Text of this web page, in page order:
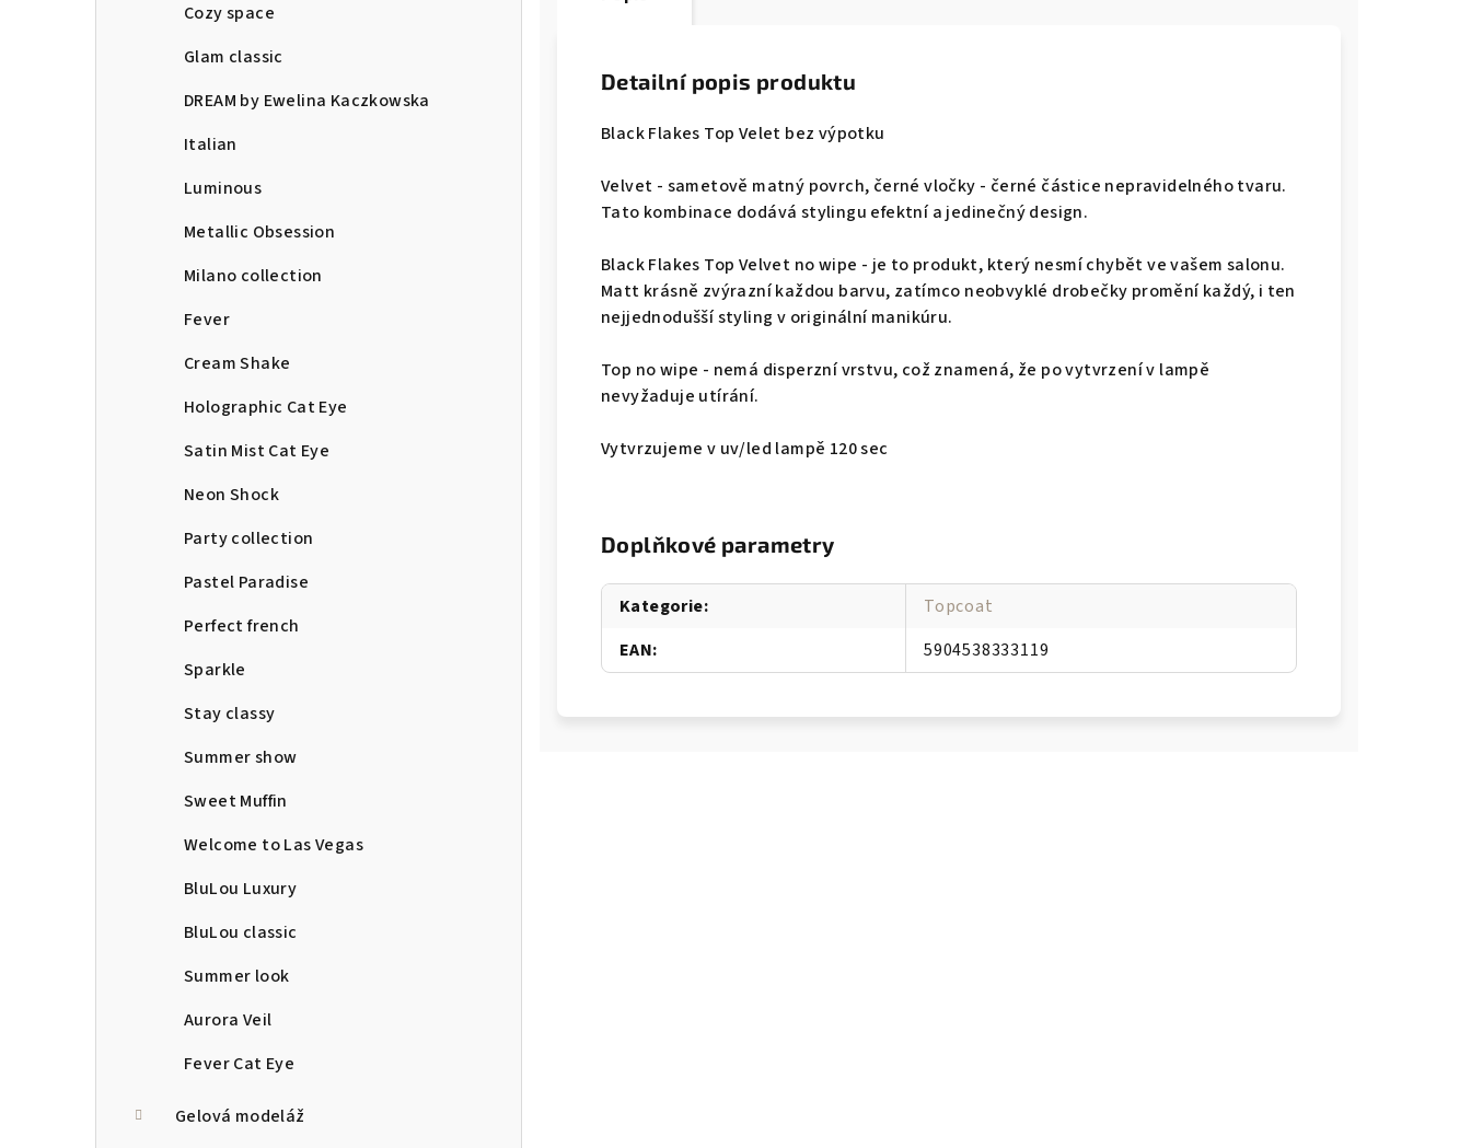
Cozy space
Glam classic
DREAM by Ewelina Kaczkowska
Italian
Luminous
Metallic Obsession
Milano collection
Fever
Cream Shake
Holographic Cat Eye
Satin Mist Cat Eye
Neon Shock
Party collection
Pastel Paradise
Perfect french
Sparkle
Stay classy
Summer show
Sweet Muffin
Welcome to Las Vegas
BluLou Luxury
BluLou classic
Summer look
Aurora Veil
Fever Cat Eye
Gelová modeláž
Detailní popis produktu
Black Flakes Top Velet bez výpotku
Velvet - sametově matný povrch, černé vločky - černé částice nepravidelného tvaru.
Tato kombinace dodává stylingu efektní a jedinečný design.
Black Flakes Top Velvet no wipe - je to produkt, který nesmí chybět ve vašem salonu.
Matt krásně zvýrazní každou barvu, zatímco neobvyklé drobečky promění každý, i ten
nejjednodušší styling v originální manikúru.
Top no wipe - nemá disperzní vrstvu, což znamená, že po vytvrzení v lampě
nevyžaduje utírání.
Vytvrzujeme v uv/led lampě 120 sec
Doplňkové parametry
Kategorie:
Topcoat
EAN: 5904538333119